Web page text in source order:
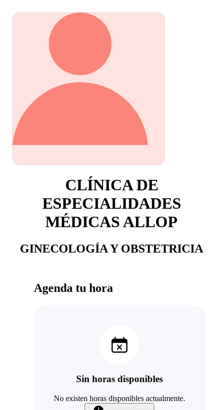
CLÍNICA DE
ESPECIALIDADES
MÉDICAS ALLOP
GINECOLOGÍA Y OBSTETRICIA
Agenda tu hora
Sin horas disponibles
No existen horas disponibles actualmente.